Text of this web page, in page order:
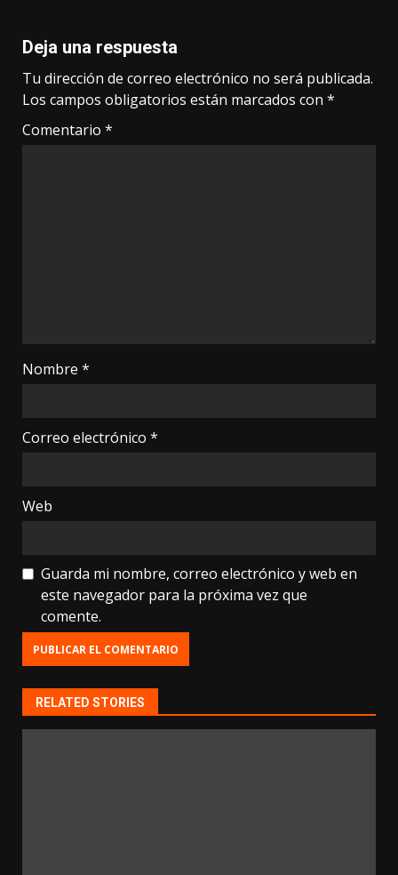
Deja una respuesta
Tu dirección de correo electrónico no será publicada.
Los campos obligatorios están marcados con *
Comentario *
Nombre *
Correo electrónico *
Web
Guarda mi nombre, correo electrónico y web en
este navegador para la próxima vez que
comente.
RELATED STORIES